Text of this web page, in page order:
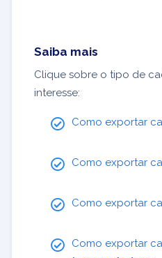
Saiba mais
Clique sobre o tipo de
interesse:
Como exportar
Como exportar
Como exportar
Como exportar